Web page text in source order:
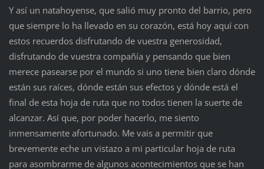
Y así un natahoyense, que salió muy pronto del barrio, pero
que siempre lo ha llevado en su corazón, está hoy aquí con
estos recuerdos disfrutando de vuestra generosidad,
disfrutando de vuestra compañía y pensando que bien
merece pasearse por el mundo si uno tiene bien claro dónde
están sus raíces, dónde están sus efectos y dónde está el
final de esta hoja de ruta que no todos tienen la suerte de
alcanzar. Así que, por poder hacerlo, me siento
inmensamente afortunado. Me vais a permitir que
brevemente eche un vistazo a mi particular hoja de ruta
para asombrarme de algunos acontecimientos que se han